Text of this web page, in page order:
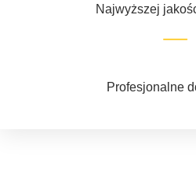
Najwyższej
Profesjonalne